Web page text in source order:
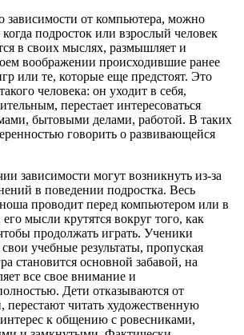
зависимости от компьютера, можно
подросток или взрослый человек
в своих мыслях, размышляет и
воображении происходившие ранее
или те, которые еще предстоят. Это
человека: он уходит в себя,
перестает интересоваться
бытовыми делами, работой. В таких
говорить о развивающейся
зависимости могут возникнуть из-за
в поведении подростка. Весь
проводит перед компьютером или в
мысли крутятся вокруг того, как
продолжать играть. Ученики
учебные результаты, пропуская
становится основной забавой, на
все свое внимание и
Дети отказываются от
перестают читать художественную
к общению с ровесниками,